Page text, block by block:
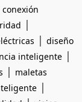
conexión
|
| diseño
inteligente |
| maletas
|